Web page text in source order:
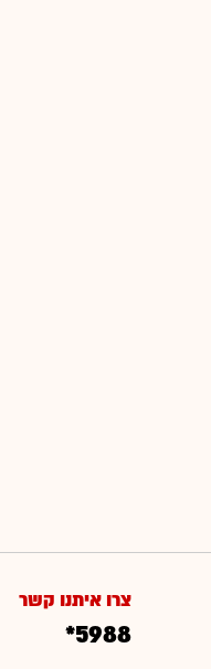
צרו איתנו קשר
*5988